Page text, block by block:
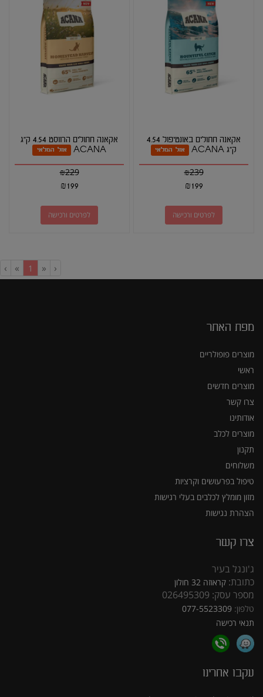
אקאנה חתולים באונטיפול 4.54
ק"ג ACANA
אזל המלאי
₪239
₪199
לפרטים ורכישה
אקאנה חתולים הרווסט 4.54 ק"ג
ACANA
אזל המלאי
₪229
₪199
לפרטים ורכישה
‹
«
1
»
›
מפת האתר
מוצרים פופולריים
ראשי
מוצרים חדשים
צרו קשר
אודותינו
מוצרים לכלב
תקנון
משלוחים
טיפול בפרעושים וקרציות
מזון מומלץ לכלבים בעלי רגישות
הצהרת נגישות
צרו קשר
ג'ונגל בעיר
כתובת: קראוזה 32 חולון
מספר עסק: 026495309
טלפון: 077-5523309
תנאי רכישה
עקבו אחרינו